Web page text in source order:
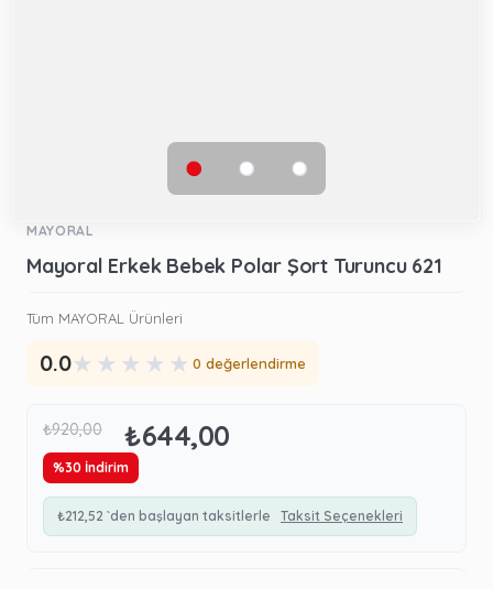
MAYORAL
Mayoral Erkek Bebek Polar Şort Turuncu 621
Tüm MAYORAL Ürünleri
0.0★ ★ ★ ★ ★ 0 değerlendirme
₺920,00 ₺644,00
%30 İndirim
₺212,52 `den başlayan taksitlerle Taksit Seçenekleri